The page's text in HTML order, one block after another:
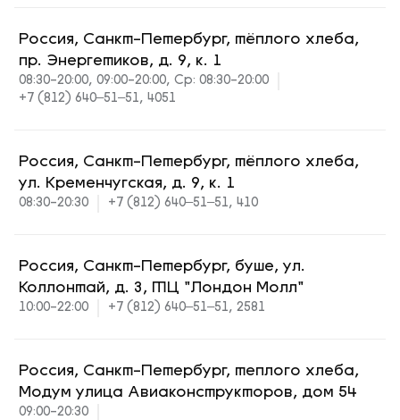
Россия, Санкт-Петербург, тёплого хлеба,
пр. Энергетиков, д. 9, к. 1
08:30-20:00, 09:00-20:00, Ср: 08:30-20:00
+7 (812) 640‒51‒51, 4051
Россия, Санкт-Петербург, тёплого хлеба,
ул. Кременчугская, д. 9, к. 1
08:30-20:30 +7 (812) 640‒51‒51, 410
Россия, Санкт-Петербург, буше, ул.
Коллонтай, д. 3, ТЦ "Лондон Молл"
10:00-22:00 +7 (812) 640‒51‒51, 2581
Россия, Санкт-Петербург, теплого хлеба,
Модум улица Авиаконструкторов, дом 54
09:00-20:30